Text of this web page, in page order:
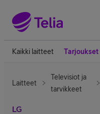
Kaikki laitteet Tarjoukset
Laitteet
Televisiot ja
tarvikkeet
LG